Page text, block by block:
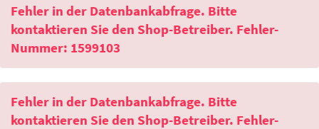
Fehler in der Datenbankabfrage. Bitte
kontaktieren Sie den Shop-Betreiber. Fehler-
Nummer: 1599103
Fehler in der Datenbankabfrage. Bitte
kontaktieren Sie den Shop-Betreiber. Fehler-